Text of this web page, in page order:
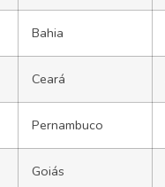
Bahia
Ceará
Pernambuco
Goiás